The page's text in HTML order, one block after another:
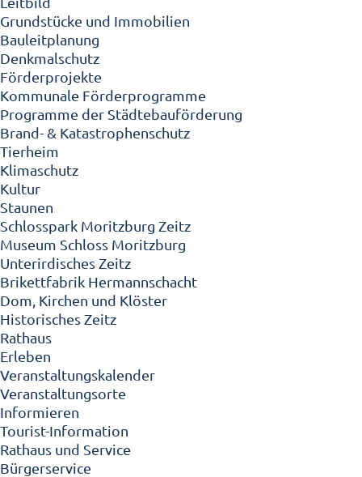
Grundstücke und Immobilien
Bauleitplanung
Denkmalschutz
Förderprojekte
Kommunale Förderprogramme
Programme der Städtebauförderung
Brand- & Katastrophenschutz
Tierheim
Klimaschutz
Kultur
Staunen
Schlosspark Moritzburg Zeitz
Museum Schloss Moritzburg
Unterirdisches Zeitz
Brikettfabrik Hermannschacht
Dom, Kirchen und Klöster
Historisches Zeitz
Rathaus
Erleben
Veranstaltungskalender
Veranstaltungsorte
Informieren
Tourist-Information
Rathaus und Service
Bürgerservice